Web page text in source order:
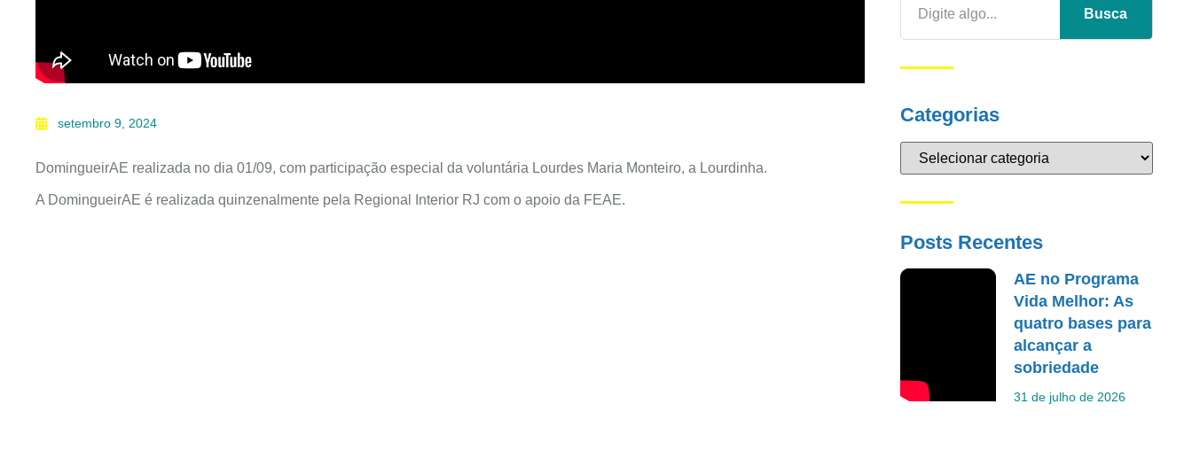
setembro 9, 2024
DomingueirAE realizada no dia 01/09, com participação especial da voluntária Lourdes Maria Monteiro, a Lourdinha.
A DomingueirAE é realizada quinzenalmente pela Regional Interior RJ com o apoio da FEAE.
Busca
Categorias
Posts Recentes
AE no Programa
Vida Melhor: As
quatro bases para
alcançar a
sobriedade
31 de julho de 2026